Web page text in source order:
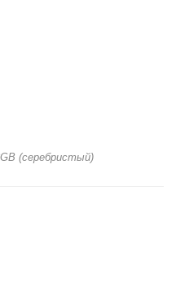
(серебристый)